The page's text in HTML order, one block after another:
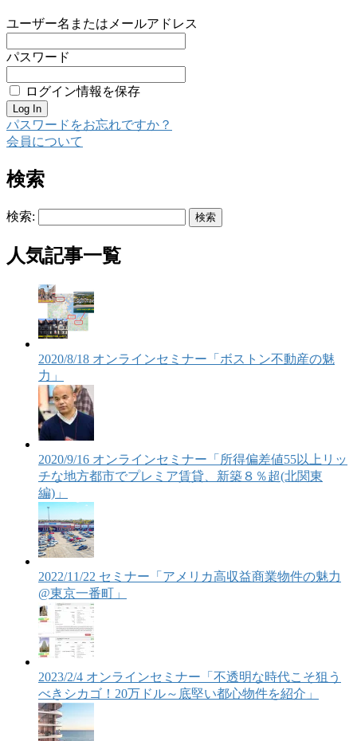
ユーザー名またはメールアドレス
パスワード
ログイン情報を保存
パスワードをお忘れですか？
会員について
検索
検索:
人気記事一覧
2020/8/18 オンラインセミナー「ボストン不動産の魅
力」
2020/9/16 オンラインセミナー「所得偏差値55以上リッ
チな地方都市でプレミア賃貸、新築８％超(北関東
編)」
2022/11/22 セミナー「アメリカ高収益商業物件の魅力
@東京一番町」
2023/2/4 オンラインセミナー「不透明な時代こそ狙う
べきシカゴ！20万ドル～底堅い都心物件を紹介」